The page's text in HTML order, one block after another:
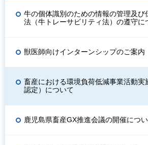
牛の個体識別のための情報の管理及び
法（牛トレーサビリティ法）の遵守に
獣医師向けインターンシップのご案内
畜産における環境負荷低減事業活動実
認定）について
鹿児島県畜産GX推進会議の開催につ